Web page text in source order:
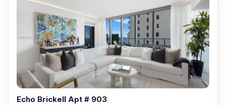
Echo Brickell Apt # 903